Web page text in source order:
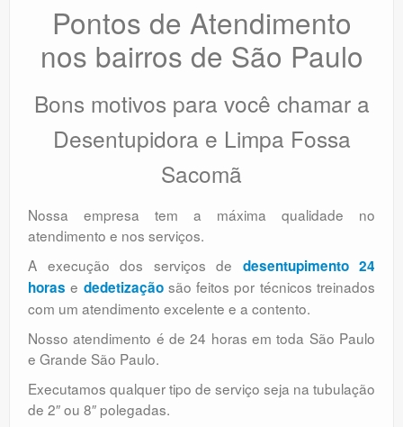
Pontos de Atendimento
nos bairros de São Paulo
Bons motivos para você chamar a
Desentupidora e Limpa Fossa
Sacomã
Nossa empresa tem a máxima qualidade no
atendimento e nos serviços.
A execução dos serviços de desentupimento 24
horas e dedetizaçãosão feitos por técnicos treinados
com um atendimento excelente e a contento.
Nosso atendimento é de 24 horas em toda São Paulo
e Grande São Paulo.
Executamos qualquer tipo de serviço seja na tubulação
de 2″ ou 8″ polegadas.